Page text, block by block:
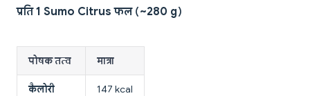
प्रति 1 Sumo Citrus फल (~280 g)
पोषक तत्व मात्रा
कैलोरी 147 kcal